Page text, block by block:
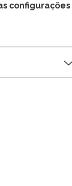
configurações